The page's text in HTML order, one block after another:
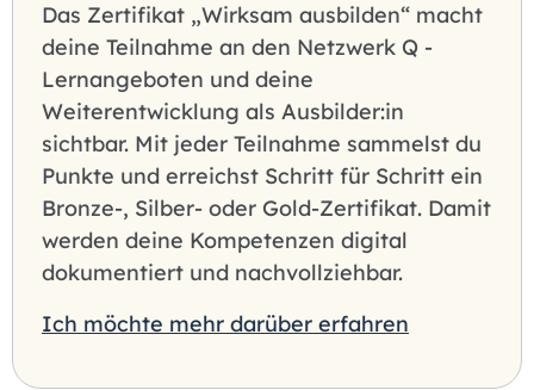
Das Zertifikat „Wirksam ausbilden“ macht
deine Teilnahme an den Netzwerk Q -
Lernangeboten und deine
Weiterentwicklung als Ausbilder:in
sichtbar. Mit jeder Teilnahme sammelst du
Punkte und erreichst Schritt für Schritt ein
Bronze-, Silber- oder Gold-Zertifikat. Damit
werden deine Kompetenzen digital
dokumentiert und nachvollziehbar.
Ich möchte mehr darüber erfahren